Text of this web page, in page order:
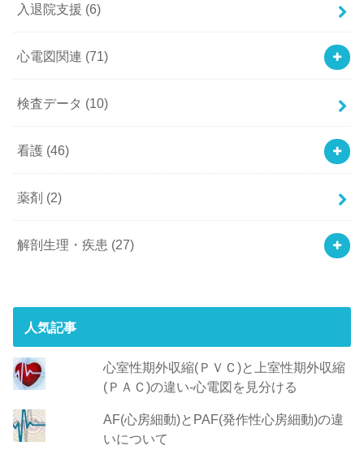
入退院支援 (6)
心電図関連 (71)
検査データ (10)
看護 (46)
薬剤 (2)
解剖生理・疾患 (27)
人気記事
心室性期外収縮(ＰＶＣ)と上室性期外収縮
(ＰＡＣ)の違い-心電図を見分ける
AF(心房細動)とPAF(発作性心房細動)の違
いについて